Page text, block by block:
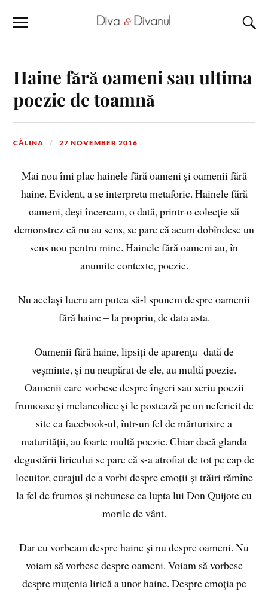
Haine fără oameni sau ultima
poezie de toamnă
CĂLINA 27 NOVEMBER 2016
Mai nou îmi plac hainele fără oameni și oamenii fără
haine. Evident, a se interpreta metaforic. Hainele fără
oameni, deși încercam, o dată, printr-o colecție să
demonstrez că nu au sens, se pare că acum dobîndesc un
sens nou pentru mine. Hainele fără oameni au, în
anumite contexte, poezie.
Nu același lucru am putea să-l spunem despre oamenii
fără haine – la propriu, de data asta.
Oamenii fără haine, lipsiți de aparența dată de
veșminte, și nu neapărat de ele, au multă poezie.
Oamenii care vorbesc despre îngeri sau scriu poezii
frumoase și melancolice și le postează pe un nefericit de
site ca facebook-ul, într-un fel de mărturisire a
maturității, au foarte multă poezie. Chiar dacă glanda
degustării liricului se pare că s-a atrofiat de tot pe cap de
locuitor, curajul de a vorbi despre emoții și trăiri rămîne
la fel de frumos și nebunesc ca lupta lui Don Quijote cu
morile de vânt.
Dar eu vorbeam despre haine și nu despre oameni. Nu
voiam să vorbesc despre oameni. Voiam să vorbesc
despre muțenia lirică a unor haine. Despre emoția pe